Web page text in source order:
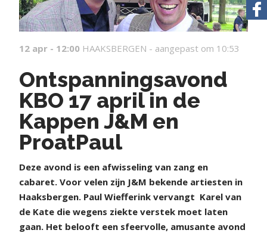
12 apr - 12:00 HAAKSBERGEN - aangepast om 10:53
Ontspanningsavond
KBO 17 april in de
Kappen J&M en
ProatPaul
Deze avond is een afwisseling van zang en
cabaret. Voor velen zijn J&M bekende artiesten in
Haaksbergen. Paul Wiefferink vervangt Karel van
de Kate die wegens ziekte verstek moet laten
gaan. Het belooft een sfeervolle, amusante avond